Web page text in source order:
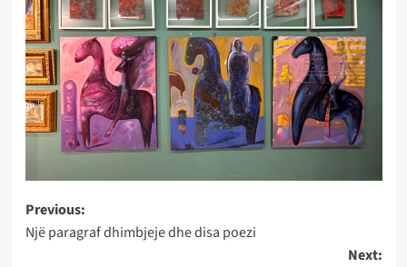
Post
navigation
Previous:
Një paragraf dhimbjeje dhe disa poezi
Next: